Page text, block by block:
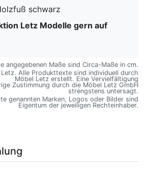
schwarz
Letz Modelle gern auf
angegebenen Maße sind Circa-Maße in cm.
Alle Produkttexte sind individuell durch
Möbel Letz erstellt. Eine Vervielfältigung
Zustimmung durch die Möbel Letz GmbH
strengstens untersagt.
genannten Marken, Logos oder Bilder sind
Eigentum der jeweiligen Rechteinhaber.